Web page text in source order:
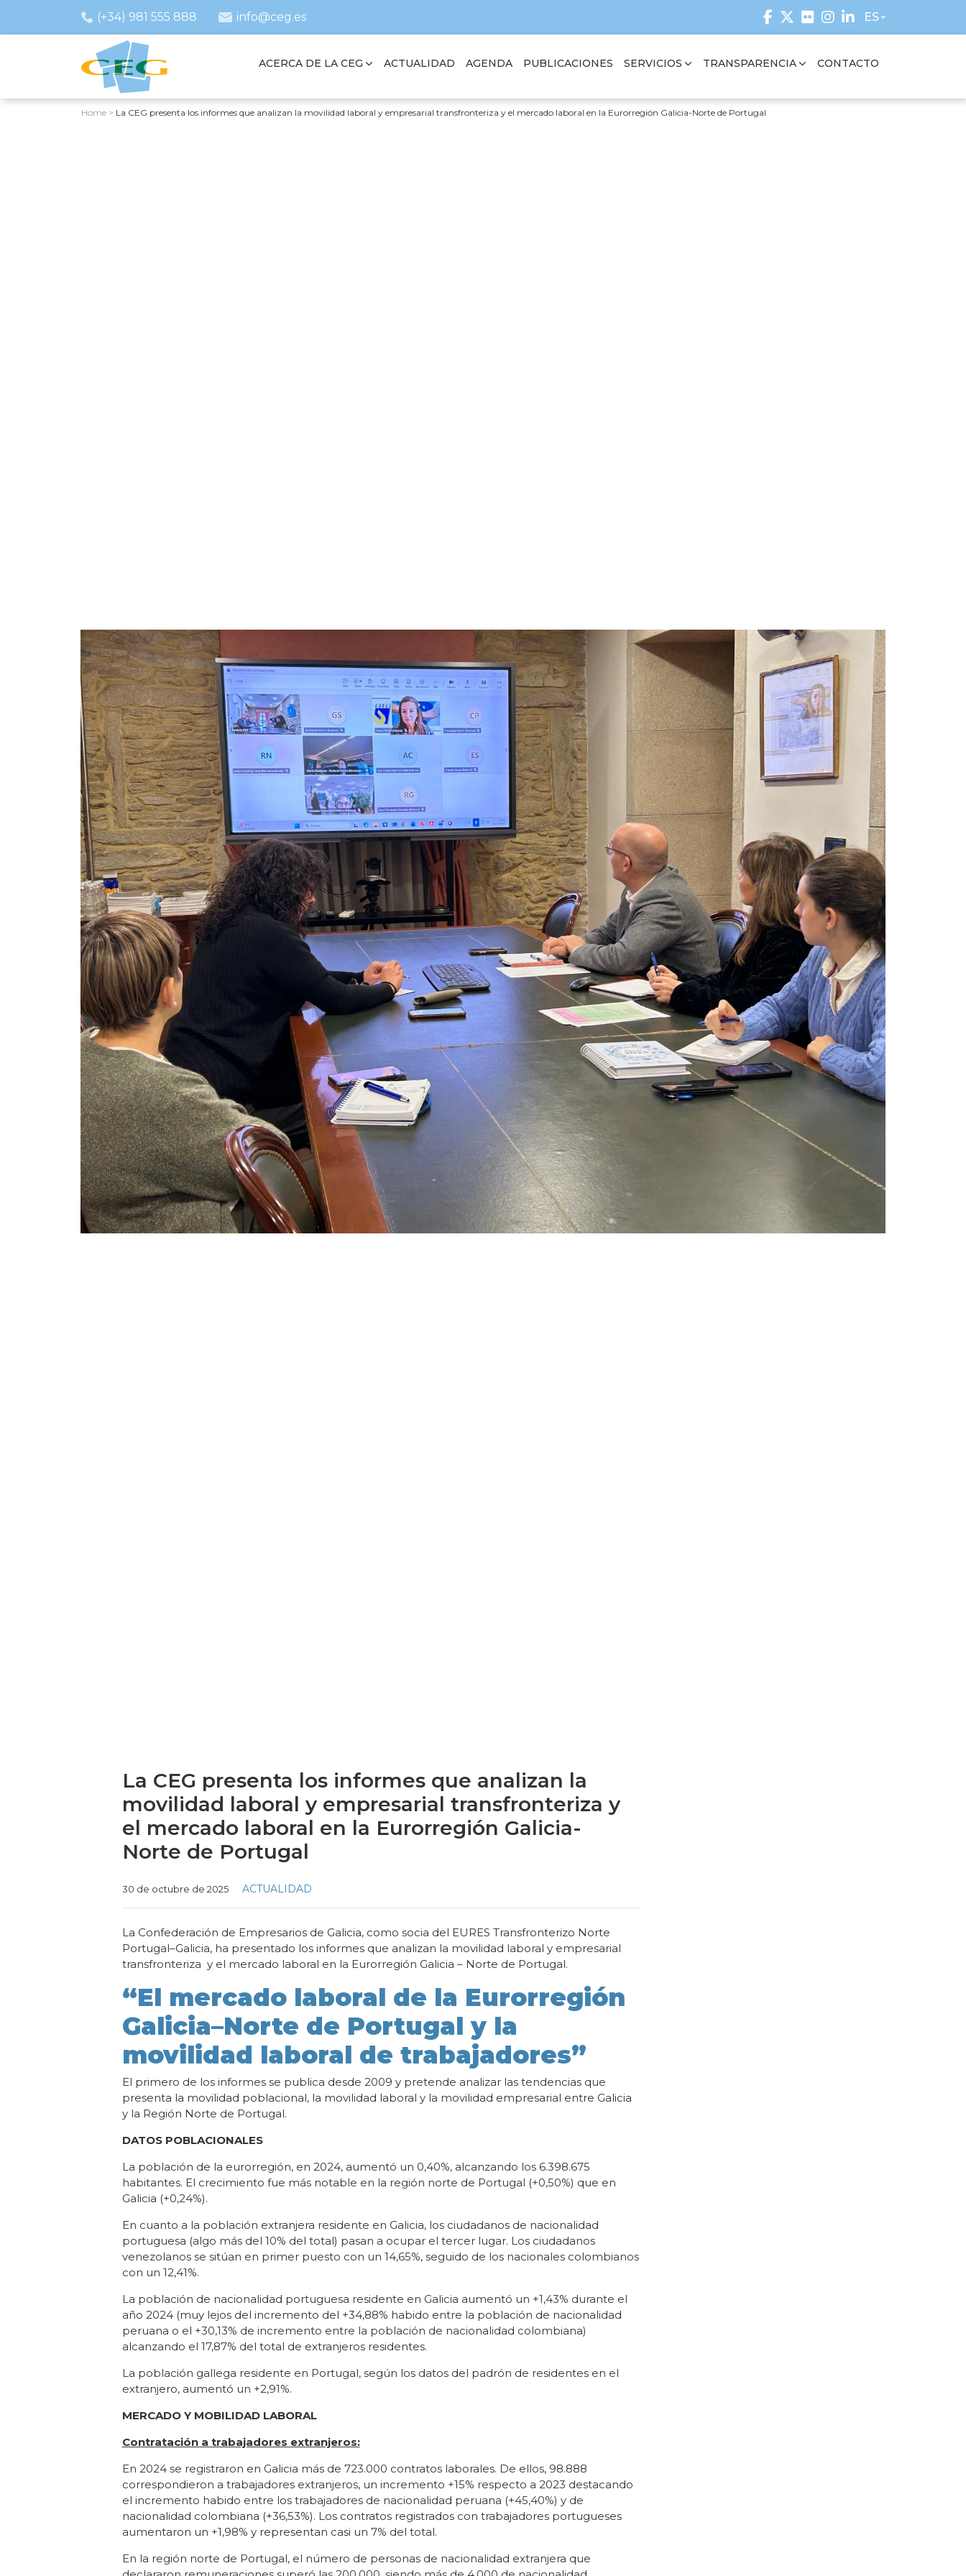
(+34) 981 555 888 info@ceg.es ES
ACERCA DE LA CEG ACTUALIDAD AGENDA PUBLICACIONES SERVICIOS TRANSPARENCIA CONTACTO
Home > La CEG presenta los informes que analizan la movilidad laboral y empresarial transfronteriza y el mercado laboral en la Eurorregión Galicia-Norte de Portugal
La CEG presenta los informes que analizan la
movilidad laboral y empresarial transfronteriza y
el mercado laboral en la Eurorregión Galicia-
Norte de Portugal
30 de octubre de 2025 Categories
ACTUALIDAD
La Confederación de Empresarios de Galicia, como socia del EURES Transfronterizo Norte
Portugal–Galicia, ha presentado los informes que analizan la movilidad laboral y empresarial
transfronteriza y el mercado laboral en la Eurorregión Galicia – Norte de Portugal.
“El mercado laboral de la Eurorregión
Galicia–Norte de Portugal y la
movilidad laboral de trabajadores”
El primero de los informes se publica desde 2009 y pretende analizar las tendencias que
presenta la movilidad poblacional, la movilidad laboral y la movilidad empresarial entre Galicia
y la Región Norte de Portugal.
DATOS POBLACIONALES
La población de la eurorregión, en 2024, aumentó un 0,40%, alcanzando los 6.398.675
habitantes. El crecimiento fue más notable en la región norte de Portugal (+0,50%) que en
Galicia (+0,24%).
En cuanto a la población extranjera residente en Galicia, los ciudadanos de nacionalidad
portuguesa (algo más del 10% del total) pasan a ocupar el tercer lugar. Los ciudadanos
venezolanos se sitúan en primer puesto con un 14,65%, seguido de los nacionales colombianos
con un 12,41%.
La población de nacionalidad portuguesa residente en Galicia aumentó un +1,43% durante el
año 2024 (muy lejos del incremento del +34,88% habido entre la población de nacionalidad
peruana o el +30,13% de incremento entre la población de nacionalidad colombiana)
alcanzando el 17,87% del total de extranjeros residentes.
La población gallega residente en Portugal, según los datos del padrón de residentes en el
extranjero, aumentó un +2,91%.
MERCADO Y MOBILIDAD LABORAL
Contratación a trabajadores extranjeros:
En 2024 se registraron en Galicia más de 723.000 contratos laborales. De ellos, 98.888
correspondieron a trabajadores extranjeros, un incremento +15% respecto a 2023 destacando
el incremento habido entre los trabajadores de nacionalidad peruana (+45,40%) y de
nacionalidad colombiana (+36,53%). Los contratos registrados con trabajadores portugueses
aumentaron un +1,98% y representan casi un 7% del total.
En la región norte de Portugal, el número de personas de nacionalidad extranjera que